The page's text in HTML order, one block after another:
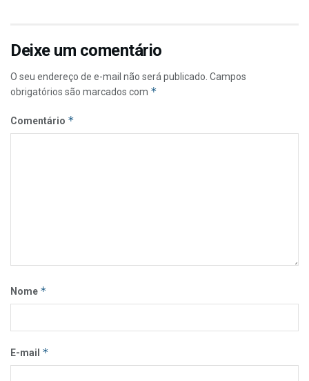
Deixe um comentário
O seu endereço de e-mail não será publicado. Campos
obrigatórios são marcados com *
Comentário *
Nome *
E-mail *